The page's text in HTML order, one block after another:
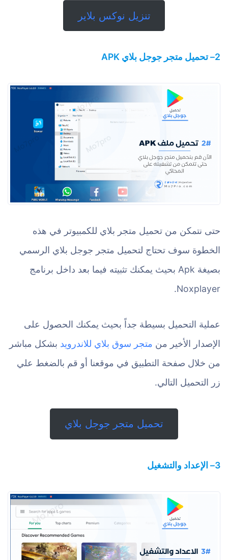
تنزيل نوكس بلاير
2– تحميل متجر جوجل بلاي APK
حتى نتمكن من تحميل متجر بلاي للكمبيوتر في هذه
الخطوة سوف تحتاج لتحميل متجر جوجل بلاي الرسمي
بصيغة Apk بحيث يمكنك تثبيته فيما بعد داخل برنامج
Noxplayer.
عملية التحميل بسيطة جداً بحيث يمكنك الحصول على
الإصدار الأخير من متجر سوق بلاي للاندرويد بشكل مباشر
من خلال صفحة التطبيق في موقعنا أو قم بالضغط علي
زر التحميل التالي.
تحميل متجر جوجل بلاي
3– الإعداد والتشغيل